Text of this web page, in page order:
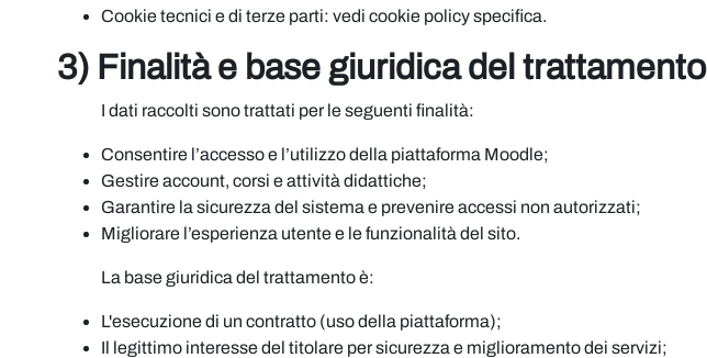
Cookie tecnici e di terze parti: vedi cookie policy specifica.
3) Finalità e base giuridica del trattamento
I dati raccolti sono trattati per le seguenti finalità:
Consentire l’accesso e l’utilizzo della piattaforma Moodle;
Gestire account, corsi e attività didattiche;
Garantire la sicurezza del sistema e prevenire accessi non autorizzati;
Migliorare l’esperienza utente e le funzionalità del sito.
La base giuridica del trattamento è:
L'esecuzione di un contratto (uso della piattaforma);
Il legittimo interesse del titolare per sicurezza e miglioramento dei servizi;